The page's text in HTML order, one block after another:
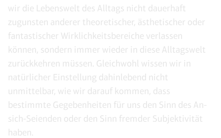
wir die Lebenswelt des Alltags nicht dauerhaft
zugunsten anderer theoretischer, ästhetischer oder
fantastischer Wirklichkeitsbereiche verlassen
können, sondern immer wieder in diese Alltagswelt
zurückkehren müssen. Gleichwohl wissen wir in
natürlicher Einstellung dahinlebend nicht
unmittelbar, wie wir darauf kommen, dass
bestimmte Gegebenheiten für uns den Sinn des An-
sich-Seienden oder den Sinn fremder Subjektivität
haben.